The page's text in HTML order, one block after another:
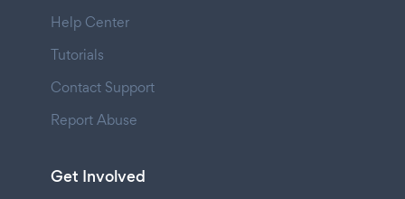
Help Center
Tutorials
Contact Support
Report Abuse
Get Involved